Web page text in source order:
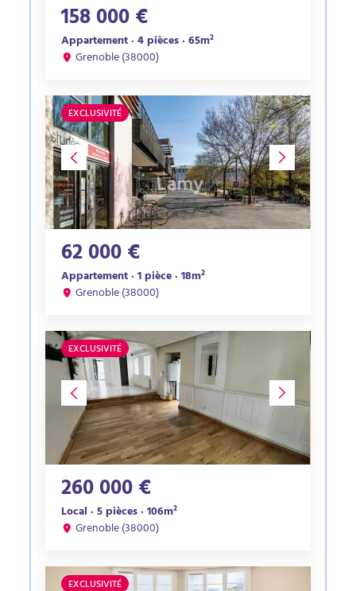
158 000 €
Appartement · 4 pièces · 65m²
Grenoble (38000)
EXCLUSIVITÉ
62 000 €
Appartement · 1 pièce · 18m²
Grenoble (38000)
EXCLUSIVITÉ
260 000 €
Local · 5 pièces · 106m²
Grenoble (38000)
EXCLUSIVITÉ